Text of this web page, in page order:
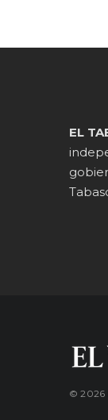
EL
© 2026